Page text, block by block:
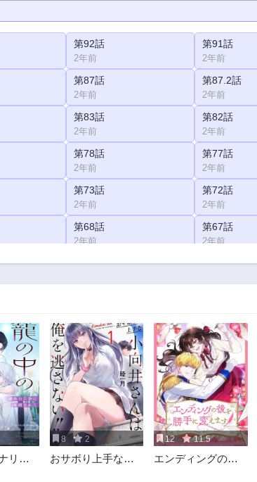
第92話
2年前
第91話
2年前
第87話
2年前
第87.2話
2年前
第83話
2年前
第82話
2年前
第78話
2年前
第77話
2年前
第73話
2年前
第72話
2年前
第68話
2年前
第67話
2年前
第63話 第62話
第53話
2年前
第52話
2年前
第48話
2年前
第47話
2年前
第43話
2年前
第42話
2年前
第38話
2年前
第37話
2年前
リヤ~
8 2
おサボり上手な小
12 11.5
エンディングの後